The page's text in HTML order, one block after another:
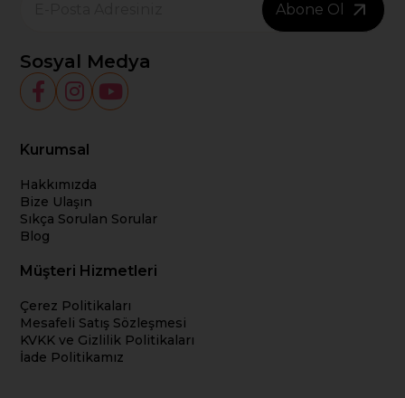
Abone Ol
Sosyal Medya
Kurumsal
Hakkımızda
Bize Ulaşın
Sıkça Sorulan Sorular
Blog
Müşteri Hizmetleri
Çerez Politikaları
Mesafeli Satış Sözleşmesi
KVKK ve Gizlilik Politikaları
İade Politikamız